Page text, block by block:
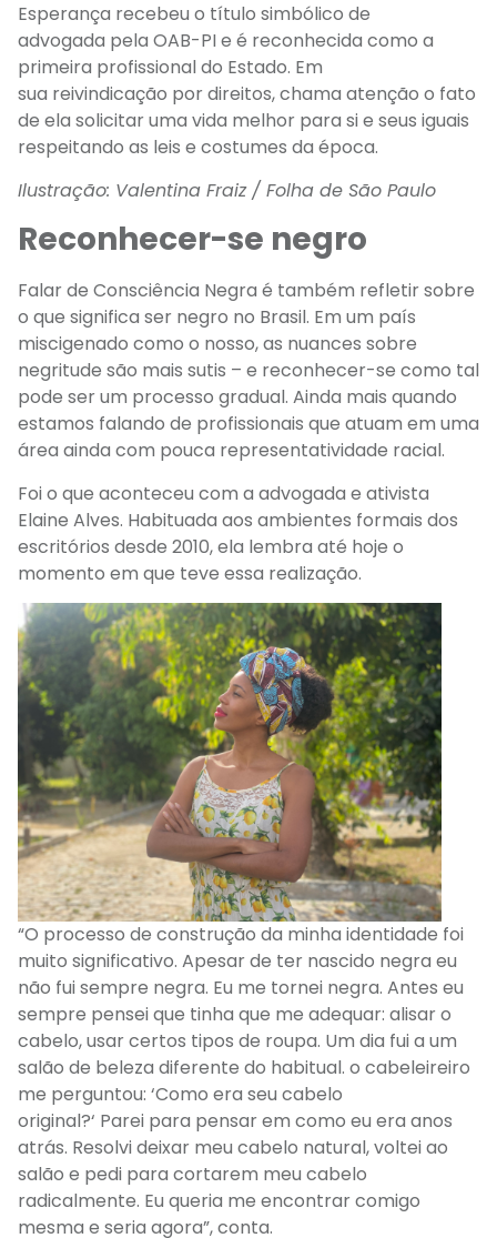
Esperança recebeu o título simbólico de
advogada pela OAB-PI e é reconhecida como a
primeira profissional do Estado. Em
sua reivindicação por direitos, chama atenção o fato
de ela solicitar uma vida melhor para si e seus iguais
respeitando as leis e costumes da época.
Ilustração: Valentina Fraiz / Folha de São Paulo
Reconhecer-se negro
Falar de Consciência Negra é também refletir sobre
o que significa ser negro no Brasil. Em um país
miscigenado como o nosso, as nuances sobre
negritude são mais sutis – e reconhecer-se como tal
pode ser um processo gradual. Ainda mais quando
estamos falando de profissionais que atuam em uma
área ainda com pouca representatividade racial.
Foi o que aconteceu com a advogada e ativista
Elaine Alves. Habituada aos ambientes formais dos
escritórios desde 2010, ela lembra até hoje o
momento em que teve essa realização.
“O processo de construção da minha identidade foi
muito significativo. Apesar de ter nascido negra eu
não fui sempre negra. Eu me tornei negra. Antes eu
sempre pensei que tinha que me adequar: alisar o
cabelo, usar certos tipos de roupa. Um dia fui a um
salão de beleza diferente do habitual. o cabeleireiro
me perguntou: ‘Como era seu cabelo
original?‘ Parei para pensarem como eu era anos
atrás. Resolvi deixar meu cabelo natural,voltei ao
salão e pedi para cortarem meu cabelo
radicalmente. Eu queria me encontrar comigo
mesma e seria agora”, conta.